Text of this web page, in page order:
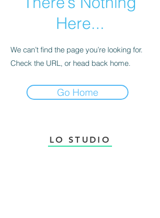
Here...
We can’t find the page you’re looking for.
Check the URL, or head back home.
Go Home
LO STUDIO